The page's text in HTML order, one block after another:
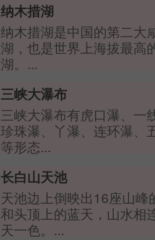
纳木措湖
纳木措湖是中国的第二大
湖，也是世界上海拔最高
湖。...
三峡大瀑布
三峡大瀑布有虎口瀑、一
珍珠瀑、丫瀑、连环瀑、
等形态...
长白山天池
天池边上倒映出16座山峰
和头顶上的蓝天，山水相
天一色。...